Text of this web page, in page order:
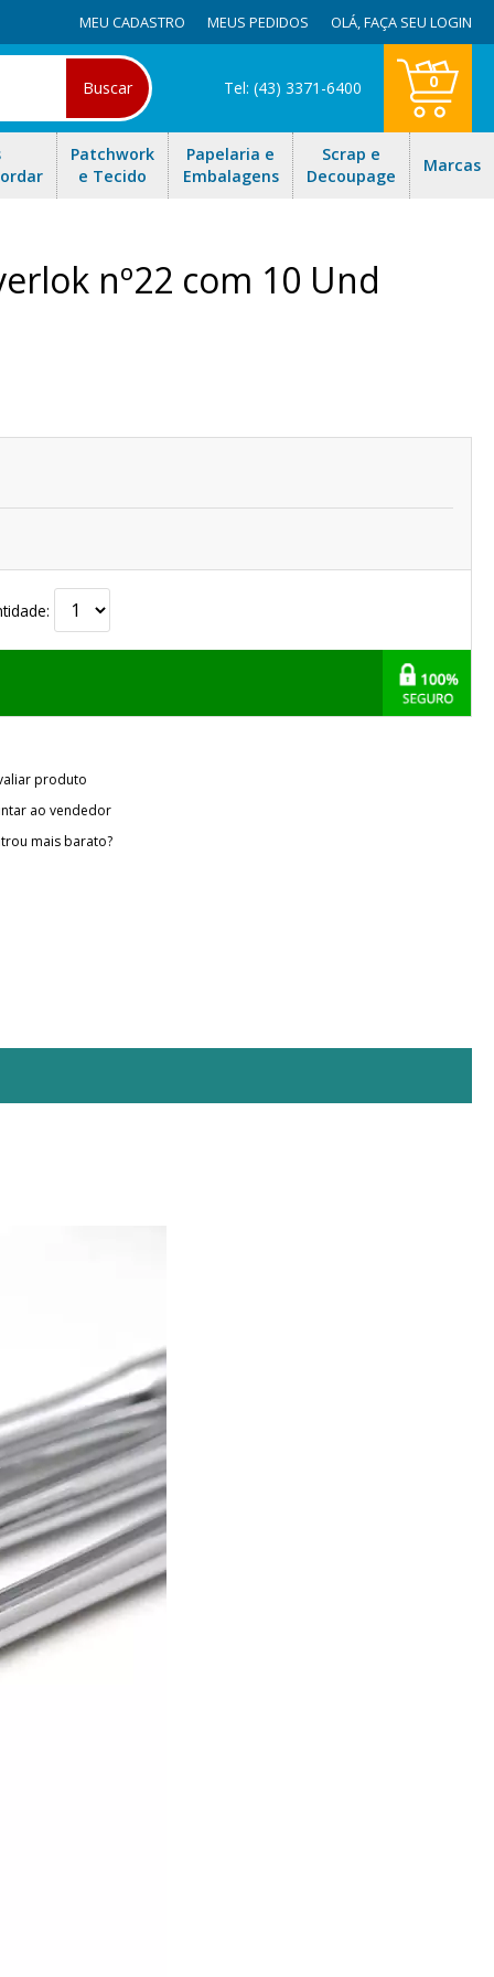
MEU CADASTRO MEUS PEDIDOS OLÁ,FAÇA SEU LOGIN
Buscar Tel: (43) 3371-6400 0
Patchwork
e Tecido
Papelaria e
Embalagens
Scrap e
Decoupage
Marcas
nº22 com 10 Und
produto
ao vendedor
mais barato?